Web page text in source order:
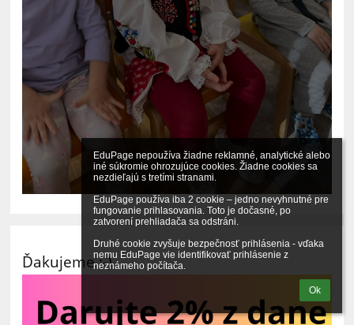
EduPage nepoužíva žiadne reklamné, analytické alebo
iné súkromie ohrozujúce cookies. Žiadne cookies sa
nezdieľajú s tretími stranami.
EduPage používa iba 2 cookie – jedno nevyhnutné pre
fungovanie prihlasovania. Toto je dočasné, po
zatvorení prehliadača sa odstráni.
Druhé cookie zvyšuje bezpečnosť prihlásenia - vďaka
nemu EduPage vie identifikovať prihlásenie z
neznámeho počítača.
Ok
Ďakujeme :-)